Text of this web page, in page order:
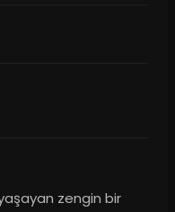
yaşayan zengin bir